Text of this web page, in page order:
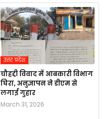
उत्तर प्रदेश
चौहद्दी विवाद में आबकारी विभाग
घिरा, अनुज्ञापन ने डीएम से
लगाई गुहार
March 31, 2026